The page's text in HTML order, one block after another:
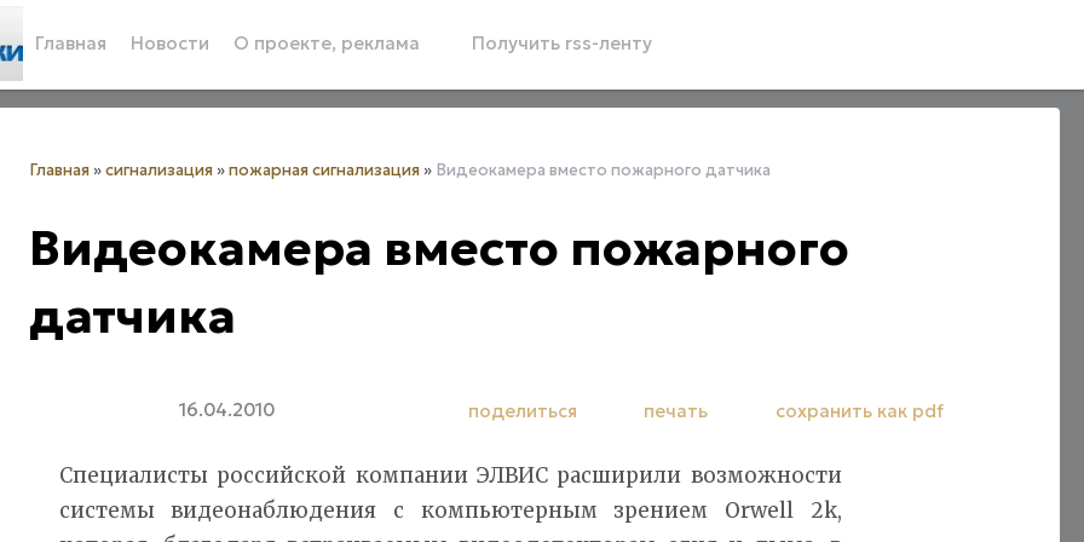
Главная Новости О проекте, реклама Получить rss-ленту
Главная »сигнализация »пожарная сигнализация » Видеокамера вместо пожарного датчика
Видеокамера вместо пожарного
датчика
16.04.2010 поделиться печать сохранить как pdf
Специалисты российской компании ЭЛВИС расширили возможности
системы видеонаблюдения с компьютерным зрением Orwell 2k,